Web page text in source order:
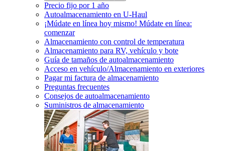
Precio fijo por 1 año
Autoalmacenamiento en U-Haul
¡Múdate en línea hoy mismo! Múdate en línea:
comenzar
Almacenamiento con control de temperatura
Almacenamiento para RV, vehículo y bote
Guía de tamaños de autoalmacenamiento
Acceso en vehículo/Almacenamiento en exteriores
Pagar mi factura de almacenamiento
Preguntas frecuentes
Consejos de autoalmacenamiento
Suministros de almacenamiento